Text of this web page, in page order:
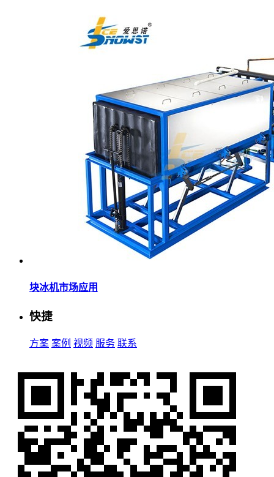
块冰机市场应用
快捷
方案 案例 视频 服务 联系